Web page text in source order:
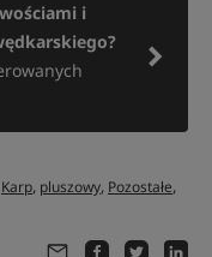
i
Karp, pluszowy, Pozostałe,